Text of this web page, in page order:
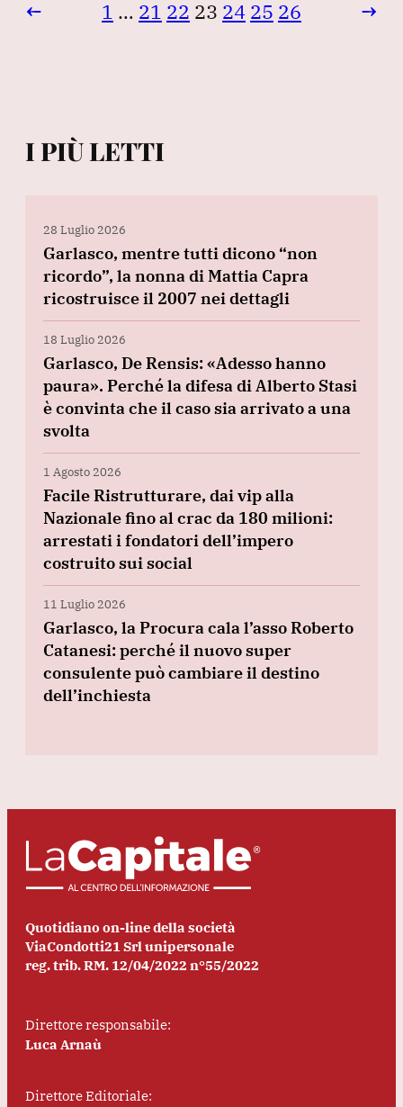
← 1 … 21 22 23 24 25 26 →
I PIÙ LETTI
28 Luglio 2026
Garlasco, mentre tutti dicono “non
ricordo”, la nonna di Mattia Capra
ricostruisce il 2007 nei dettagli
18 Luglio 2026
Garlasco, De Rensis: «Adesso hanno
paura». Perché la difesa di Alberto Stasi
è convinta che il caso sia arrivato a una
svolta
1 Agosto 2026
Facile Ristrutturare, dai vip alla
Nazionale fino al crac da 180 milioni:
arrestati i fondatori dell’impero
costruito sui social
11 Luglio 2026
Garlasco, la Procura cala l’asso Roberto
Catanesi: perché il nuovo super
consulente può cambiare il destino
dell’inchiesta
Quotidiano on-line della società
ViaCondotti21 Srl unipersonale
reg. trib. RM. 12/04/2022 n°55/2022
Direttore responsabile:
Luca Arnaù
Direttore Editoriale: